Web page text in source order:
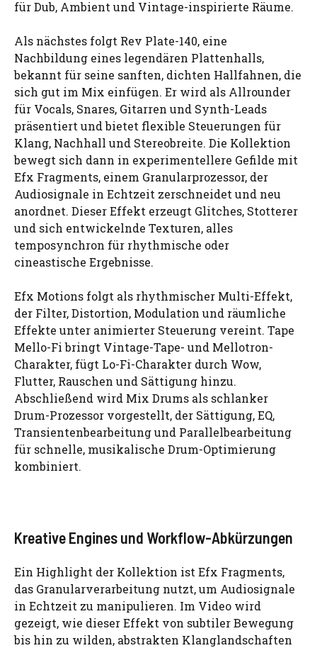
für Dub, Ambient und Vintage-inspirierte Räume.
Als nächstes folgt Rev Plate-140, eine
Nachbildung eines legendären Plattenhalls,
bekannt für seine sanften, dichten Hallfahnen, die
sich gut im Mix einfügen. Er wird als Allrounder
für Vocals, Snares, Gitarren und Synth-Leads
präsentiert und bietet flexible Steuerungen für
Klang, Nachhall und Stereobreite. Die Kollektion
bewegt sich dann in experimentellere Gefilde mit
Efx Fragments, einem Granularprozessor, der
Audiosignale in Echtzeit zerschneidet und neu
anordnet. Dieser Effekt erzeugt Glitches, Stotterer
und sich entwickelnde Texturen, alles
temposynchron für rhythmische oder
cineastische Ergebnisse.
Efx Motions folgt als rhythmischer Multi-Effekt,
der Filter, Distortion, Modulation und räumliche
Effekte unter animierter Steuerung vereint. Tape
Mello-Fi bringt Vintage-Tape- und Mellotron-
Charakter, fügt Lo-Fi-Charakter durch Wow,
Flutter, Rauschen und Sättigung hinzu.
Abschließend wird Mix Drums als schlanker
Drum-Prozessor vorgestellt, der Sättigung, EQ,
Transientenbearbeitung und Parallelbearbeitung
für schnelle, musikalische Drum-Optimierung
kombiniert.
Kreative Engines und Workflow-Abkürzungen
Ein Highlight der Kollektion ist Efx Fragments,
das Granularverarbeitung nutzt, um Audiosignale
in Echtzeit zu manipulieren. Im Video wird
gezeigt, wie dieser Effekt von subtiler Bewegung
bis hin zu wilden, abstrakten Klanglandschaften